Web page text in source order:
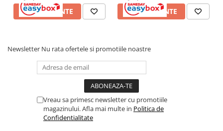
VEZI VARIANTE VEZI VARIANTE
Newsletter Nu rata ofertele si promotiile noastre
Vreau sa primesc newsletter cu promotiile
magazinului. Afla mai multe in Politica de
Confidentialitate